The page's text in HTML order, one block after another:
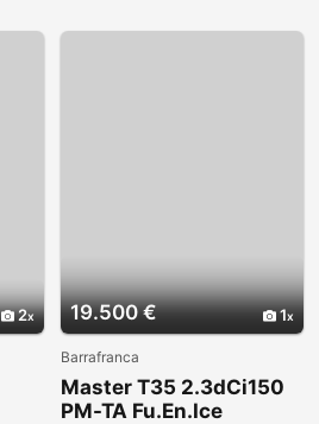
2 19.500 € 1
Barrafranca
Master T35 2.3dCi150
PM-TA Fu.En.Ice